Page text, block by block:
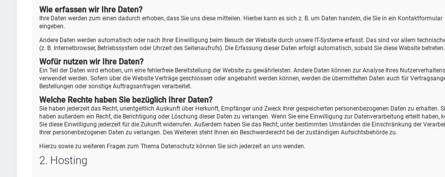
Wie erfassen wir Ihre Daten?
Ihre Daten werden zum einen dadurch erhoben, dass Sie uns diese mitteilen. Hierbei kann es sich z. B. um Daten handeln, die Sie in ein Kontaktformular
eingeben.
Andere Daten werden automatisch oder nach Ihrer Einwilligung beim Besuch der Website durch unsere IT-Systeme erfasst. Das sind vor allem
(z. B. Internetbrowser, Betriebssystem oder Uhrzeit des Seitenaufrufs). Die Erfassung dieser Daten erfolgt automatisch, sobald Sie diese Website betreten.
Wofür nutzen wir Ihre Daten?
Ein Teil der Daten wird erhoben, um eine fehlerfreie Bereitstellung der Website zu gewährleisten. Andere Daten können zur Analyse Ihres Nutzerverhaltens
verwendet werden. Sofern über die Website Verträge geschlossen oder angebahnt werden können, werden die übermittelten Daten auch für
Bestellungen oder sonstige Auftragsanfragen verarbeitet.
Welche Rechte haben Sie bezüglich Ihrer Daten?
Sie haben jederzeit das Recht, unentgeltlich Auskunft über Herkunft, Empfänger und Zweck Ihrer gespeicherten personenbezogenen Daten zu erhalten.
haben außerdem ein Recht, die Berichtigung oder Löschung dieser Daten zu verlangen. Wenn Sie eine Einwilligung zur Datenverarbeitung erteilt haben,
Sie diese Einwilligung jederzeit für die Zukunft widerrufen. Außerdem haben Sie das Recht, unter bestimmten Umständen die Einschränkung der
Ihrer personenbezogenen Daten zu verlangen. Des Weiteren steht Ihnen ein Beschwerderecht bei der zuständigen Aufsichtsbehörde zu.
Hierzu sowie zu weiteren Fragen zum Thema Datenschutz können Sie sich jederzeit an uns wenden.
2. Hosting